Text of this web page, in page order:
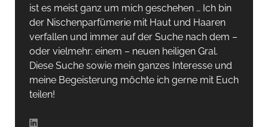
ist es meist ganz um mich geschehen … Ich bin
der Nischenparfümerie mit Haut und Haaren
verfallen und immer auf der Suche nach dem –
oder vielmehr: einem – neuen heiligen Gral.
Diese Suche sowie mein ganzes Interesse und
meine Begeisterung möchte ich gerne mit Euch
teilen!